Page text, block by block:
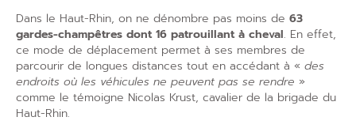
Dans le Haut-Rhin, on ne dénombre pas moins de 63
gardes-champêtres dont 16 patrouillant à cheval. En effet,
ce mode de déplacement permet à ses membres de
parcourir de longues distances tout en accédant à « des
endroits où les véhicules ne peuvent pas se rendre »
comme le témoigne Nicolas Krust, cavalier de la brigade du
Haut-Rhin.